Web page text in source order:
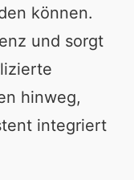
können.
und sorgt
hinweg,
integriert